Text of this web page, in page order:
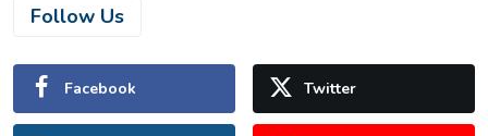
Follow Us
Facebook Twitter